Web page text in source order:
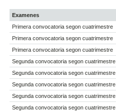
Examenes
Primera convocatoria segon cuatrimestre
Primera convocatoria segon cuatrimestre
Primera convocatoria segon cuatrimestre
Segunda convocatoria segon cuatrimestre
Segunda convocatoria segon cuatrimestre
Segunda convocatoria segon cuatrimestre
Segunda convocatoria segon cuatrimestre
Segunda convocatoria segon cuatrimestre